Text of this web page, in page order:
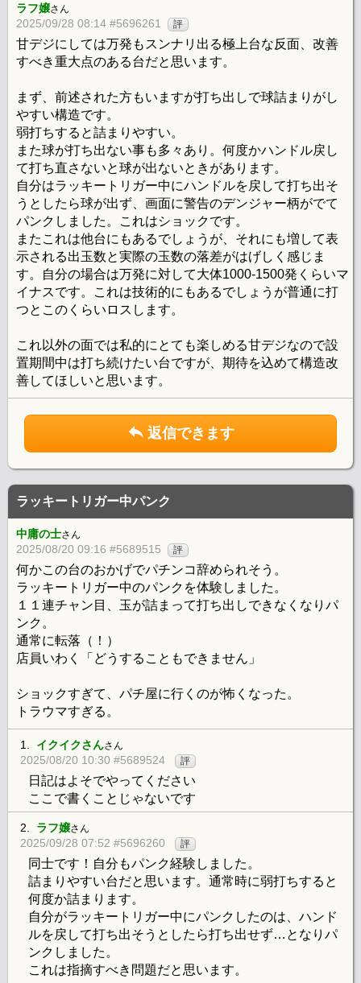
ラフ嬢さん
2025/09/28 08:14 #5696261 評
甘デジにしては万発もスンナリ出る極上台な反面、改善
すべき重大点のある台だと思います。
まず、前述された方もいますが打ち出しで球詰まりがし
やすい構造です。
弱打ちすると詰まりやすい。
また球が打ち出ない事も多々あり。何度かハンドル戻し
て打ち直さないと球が出ないときがあります。
自分はラッキートリガー中にハンドルを戻して打ち出そ
うとしたら球が出ず、画面に警告のデンジャー柄がでて
パンクしました。これはショックです。
またこれは他台にもあるでしょうが、それにも増して表
示される出玉数と実際の玉数の落差がはげしく感じま
す。自分の場合は万発に対して大体1000-1500発くらいマ
イナスです。これは技術的にもあるでしょうが普通に打
つとこのくらいロスします。
これ以外の面では私的にとても楽しめる甘デジなので設
置期間中は打ち続けたい台ですが、期待を込めて構造改
善してほしいと思います。
返信できます
ラッキートリガー中パンク
中庸の士さん
2025/08/20 09:16 #5689515 評
何かこの台のおかげでパチンコ辞められそう。
ラッキートリガー中のパンクを体験しました。
１１連チャン目、玉が詰まって打ち出しできなくなりパ
ンク。
通常に転落（！）
店員いわく「どうすることもできません」
ショックすぎて、パチ屋に行くのが怖くなった。
トラウマすぎる。
1. イクイクさんさん
2025/08/20 10:30 #5689524 評
日記はよそでやってください
ここで書くことじゃないです
2. ラフ嬢さん
2025/09/28 07:52 #5696260 評
同士です！自分もパンク経験しました。
詰まりやすい台だと思います。通常時に弱打ちすると
何度か詰まります。
自分がラッキートリガー中にパンクしたのは、ハンド
ルを戻して打ち出そうとしたら打ち出せず…となりパ
ンクしました。
これは指摘すべき問題だと思います。